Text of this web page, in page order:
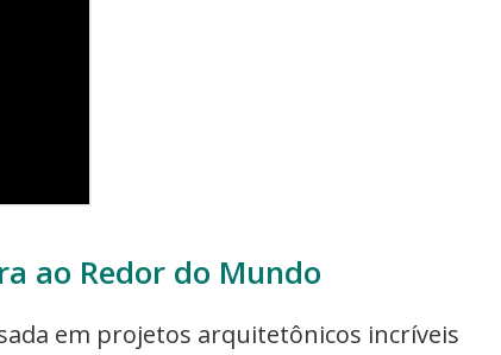
ao Redor do Mundo
em projetos arquitetônicos incríveis